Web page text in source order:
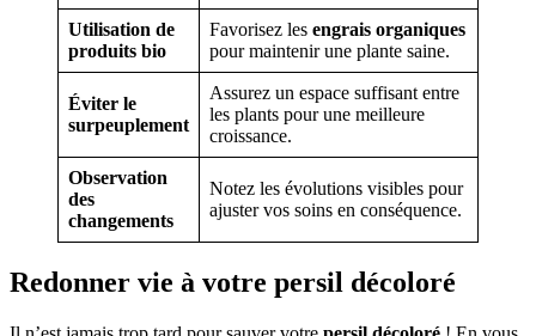
Utilisation de
produits bio
Favorisez les engrais organiques
pour maintenir une plante saine.
Éviter le
surpeuplement
Assurez un espace suffisant entre
les plants pour une meilleure
croissance.
Observation
des
changements
Notez les évolutions visibles pour
ajuster vos soins en conséquence.
Redonner vie à votre persil décoloré